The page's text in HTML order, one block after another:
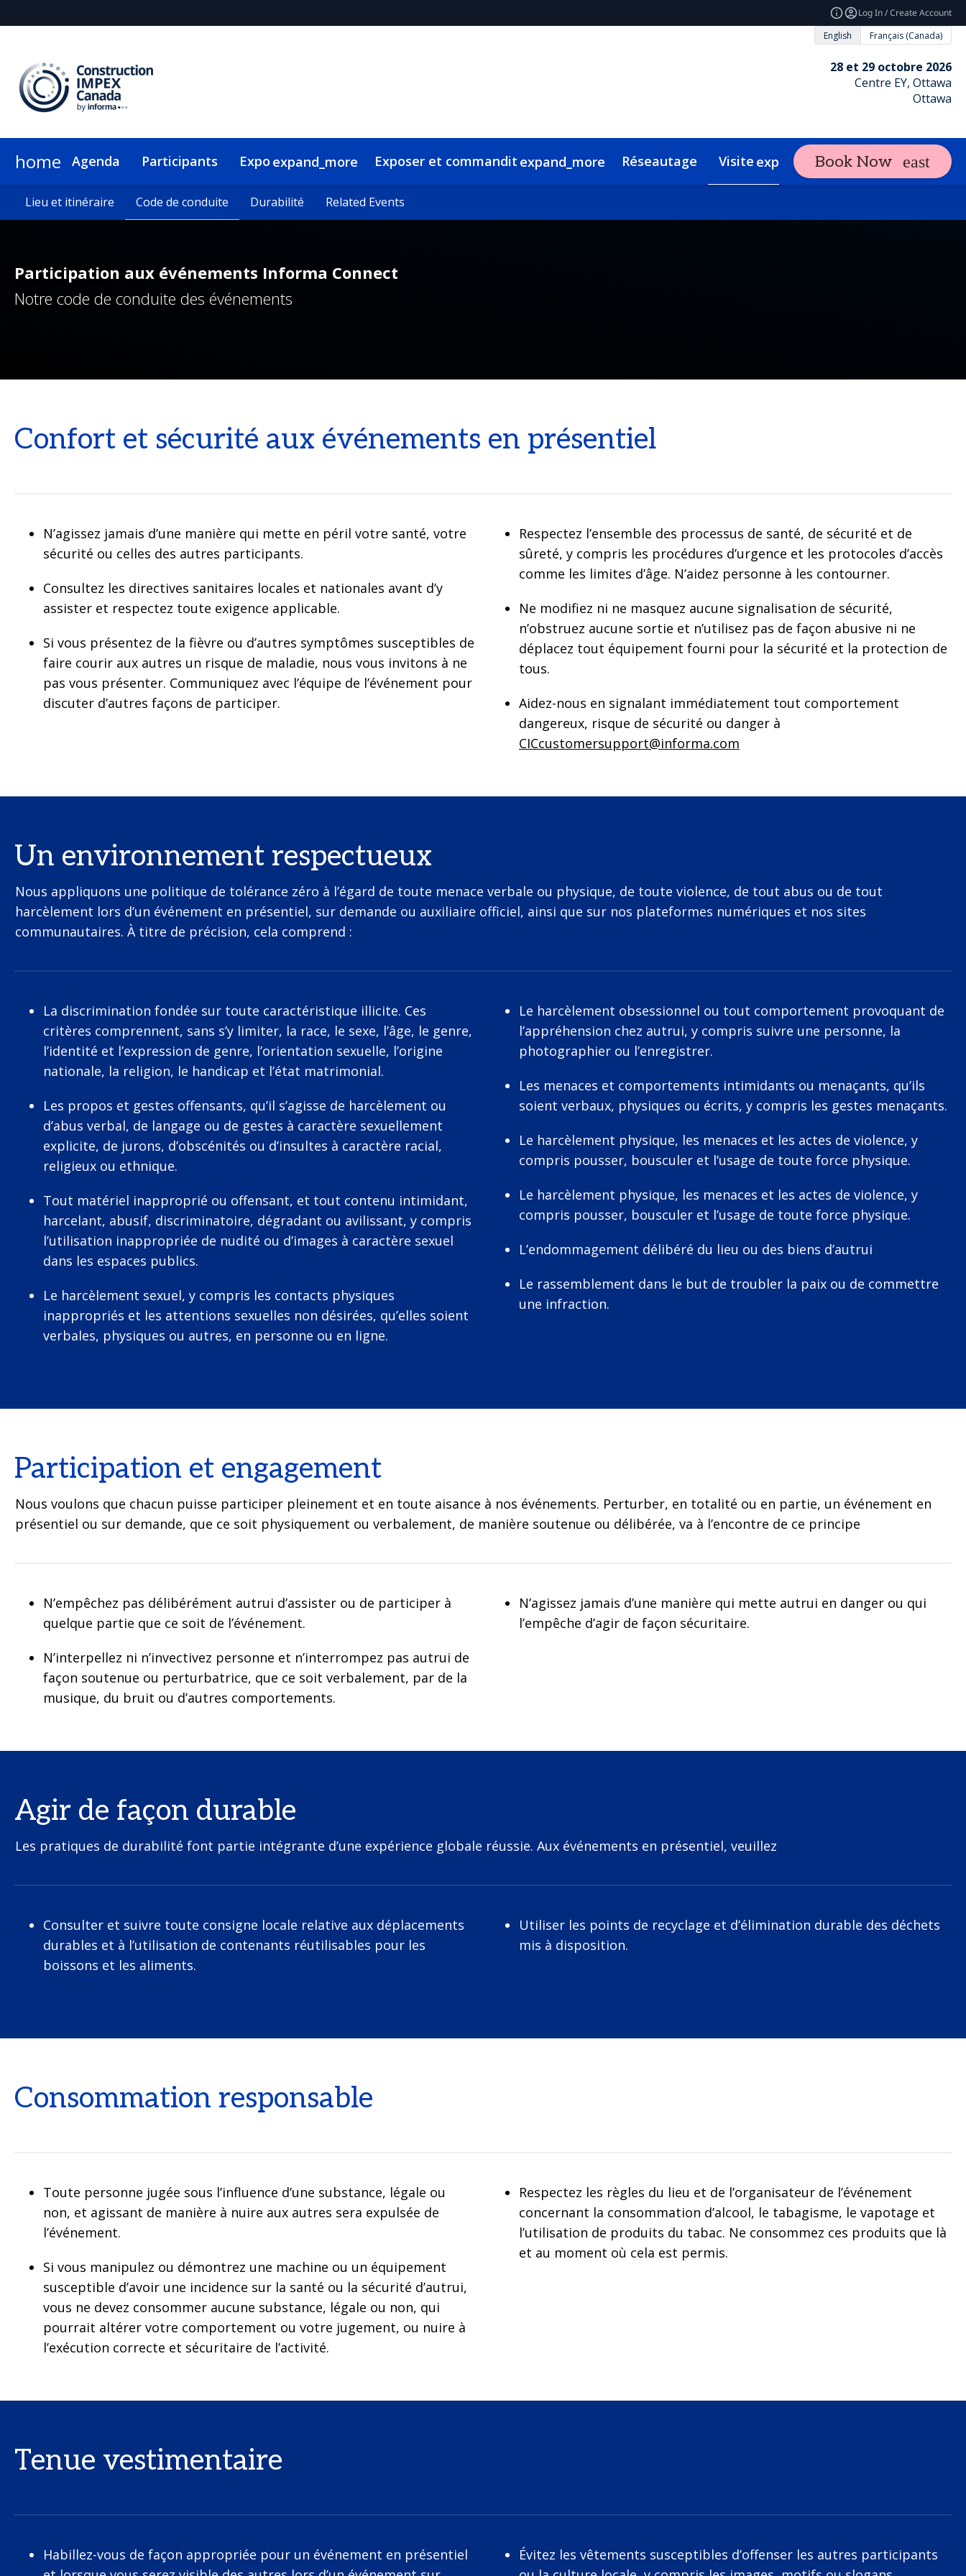
Log In / Create Account
English
Français (Canada)
28 et 29 octobre 2026
Centre EY, Ottawa
Ottawa
home Agenda Participants Expo expand_more
Expo Plan du salon
Exposer et commandit expand_more
Pourquoi exposer? Pourquoi commanditer
Réseautage Visite expand_more
Lieu et itinéraire Code de conduite Durabilité Related Events
Contact
Book Now
Lieu et itinéraire Code de conduite Durabilité Related Events
Participation aux événements Informa Connect
Notre code de conduite des événements
Confort et sécurité aux événements en présentiel
N’agissez jamais d’une manière qui mette en péril votre santé, votre
sécurité ou celles des autres participants.
Consultez les directives sanitaires locales et nationales avant d’y
assister et respectez toute exigence applicable.
Si vous présentez de la fièvre ou d’autres symptômes susceptibles de
faire courir aux autres un risque de maladie, nous vous invitons à ne
pas vous présenter. Communiquez avec l’équipe de l’événement pour
discuter d’autres façons de participer.
Respectez l’ensemble des processus de santé, de sécurité et de
sûreté, y compris les procédures d’urgence et les protocoles d’accès
comme les limites d’âge. N’aidez personne à les contourner.
Ne modifiez ni ne masquez aucune signalisation de sécurité,
n’obstruez aucune sortie et n’utilisez pas de façon abusive ni ne
déplacez tout équipement fourni pour la sécurité et la protection de
tous.
Aidez-nous en signalant immédiatement tout comportement
dangereux, risque de sécurité ou danger à
CICcustomersupport@informa.com
Un environnement respectueux
Nous appliquons une politique de tolérance zéro à l’égard de toute menace verbale ou physique, de toute violence, de tout abus ou de tout
harcèlement lors d’un événement en présentiel, sur demande ou auxiliaire officiel, ainsi que sur nos plateformes numériques et nos sites
communautaires. À titre de précision, cela comprend :
La discrimination fondée sur toute caractéristique illicite. Ces
critères comprennent, sans s’y limiter, la race, le sexe, l’âge, le genre,
l’identité et l’expression de genre, l’orientation sexuelle, l’origine
nationale, la religion, le handicap et l’état matrimonial.
Les propos et gestes offensants, qu’il s’agisse de harcèlement ou
d’abus verbal, de langage ou de gestes à caractère sexuellement
explicite, de jurons, d’obscénités ou d’insultes à caractère racial,
religieux ou ethnique.
Tout matériel inapproprié ou offensant, et tout contenu intimidant,
harcelant, abusif, discriminatoire, dégradant ou avilissant, y compris
l’utilisation inappropriée de nudité ou d’images à caractère sexuel
dans les espaces publics.
Le harcèlement sexuel, y compris les contacts physiques
inappropriés et les attentions sexuelles non désirées, qu’elles soient
verbales, physiques ou autres, en personne ou en ligne.
Le harcèlement obsessionnel ou tout comportement provoquant de
l’appréhension chez autrui, y compris suivre une personne, la
photographier ou l’enregistrer.
Les menaces et comportements intimidants ou menaçants, qu’ils
soient verbaux, physiques ou écrits, y compris les gestes menaçants.
Le harcèlement physique, les menaces et les actes de violence, y
compris pousser, bousculer et l’usage de toute force physique.
Le harcèlement physique, les menaces et les actes de violence, y
compris pousser, bousculer et l’usage de toute force physique.
L’endommagement délibéré du lieu ou des biens d’autrui
Le rassemblement dans le but de troubler la paix ou de commettre
une infraction.
Participation et engagement
Nous voulons que chacun puisse participer pleinement et en toute aisance à nos événements. Perturber, en totalité ou en partie, un événement en
présentiel ou sur demande, que ce soit physiquement ou verbalement, de manière soutenue ou délibérée, va à l’encontre de ce principe
N’empêchez pas délibérément autrui d’assister ou de participer à
quelque partie que ce soit de l’événement.
N’interpellez ni n’invectivez personne et n’interrompez pas autrui de
façon soutenue ou perturbatrice, que ce soit verbalement, par de la
musique, du bruit ou d’autres comportements.
N’agissez jamais d’une manière qui mette autrui en danger ou qui
l’empêche d’agir de façon sécuritaire.
Agir de façon durable
Les pratiques de durabilité font partie intégrante d’une expérience globale réussie. Aux événements en présentiel, veuillez
Consulter et suivre toute consigne locale relative aux déplacements
durables et à l’utilisation de contenants réutilisables pour les
boissons et les aliments.
Utiliser les points de recyclage et d’élimination durable des déchets
mis à disposition.
Consommation responsable
Toute personne jugée sous l’influence d’une substance, légale ou
non, et agissant de manière à nuire aux autres sera expulsée de
l’événement.
Si vous manipulez ou démontrez une machine ou un équipement
susceptible d’avoir une incidence sur la santé ou la sécurité d’autrui,
vous ne devez consommer aucune substance, légale ou non, qui
pourrait altérer votre comportement ou votre jugement, ou nuire à
l’exécution correcte et sécuritaire de l’activité.
Respectez les règles du lieu et de l’organisateur de l’événement
concernant la consommation d’alcool, le tabagisme, le vapotage et
l’utilisation de produits du tabac. Ne consommez ces produits que là
et au moment où cela est permis.
Tenue vestimentaire
Habillez-vous de façon appropriée pour un événement en présentiel
Évitez les vêtements susceptibles d’offenser les autres participants